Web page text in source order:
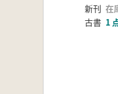
新刊 在
古書 1